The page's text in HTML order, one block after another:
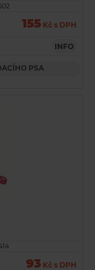
155 Kč s DPH
INFO
PSA
93 Kč s DPH